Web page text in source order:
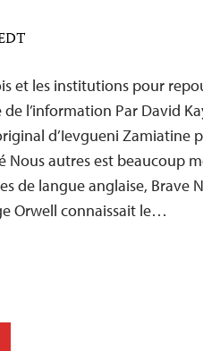
et les institutions pour
l’information Par David
d’Ievgueni Zamiatine
Nous autres est beaucoup
de langue anglaise, Brave
Orwell connaissait le…